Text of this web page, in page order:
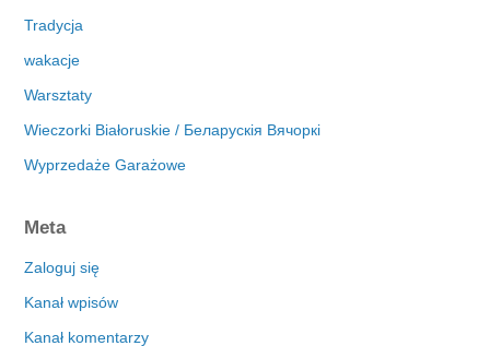
Tradycja
wakacje
Warsztaty
Wieczorki Białoruskie / Беларускія Вячоркі
Wyprzedaże Garażowe
Meta
Zaloguj się
Kanał wpisów
Kanał komentarzy